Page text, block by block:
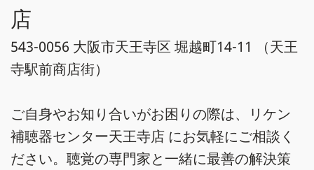
店
543-0056 大阪市天王寺区 堀越町14-11 （天王
寺駅前商店街）
ご自身やお知り合いがお困りの際は、リケン
補聴器センター天王寺店 にお気軽にご相談く
ださい。聴覚の専門家と一緒に最善の解決策